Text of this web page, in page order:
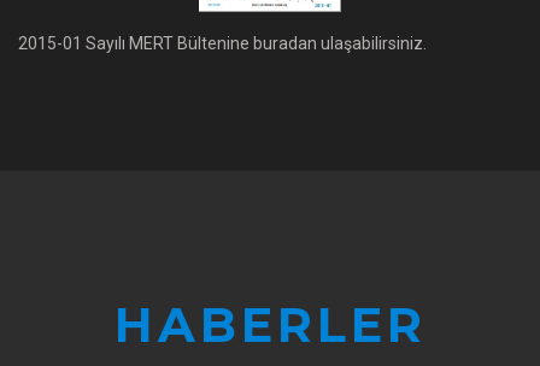
2015-01 Sayılı MERT Bültenine buradan ulaşabilirsiniz.
HABERLER